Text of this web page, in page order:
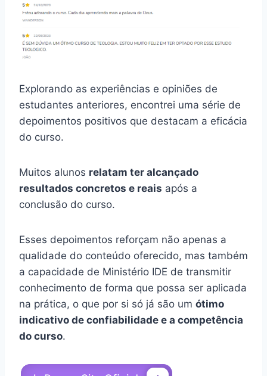
Explorando as experiências e opiniões de
estudantes anteriores, encontrei uma série de
depoimentos positivos que destacam a eficácia
do curso.
Muitos alunos relatam ter alcançado
resultados concretos e reais após a
conclusão do curso.
Esses depoimentos reforçam não apenas a
qualidade do conteúdo oferecido, mas também
a capacidade de Ministério IDE de transmitir
conhecimento de forma que possa ser aplicada
na prática, o que por si só já são um ótimo
indicativo de confiabilidade e a competência
do curso.